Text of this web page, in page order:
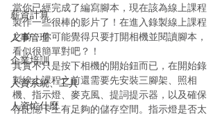
薪資計算
人事管理
企業培訓
人資系統、工具
人資忙什麼
當你已經完成了編寫腳本，現在該為線上課程
製作一些很棒的影片了！在進入錄製線上課程
之前，你可能覺得只要打開相機並閱讀腳本，
看似很簡單對吧？！
其實不只是按下相機的開始鈕而已，在開始錄
製線上課程之前還需要先安裝三腳架、照相
機、指示燈、麥克風、提詞提示器，以及確保
存記憶卡上有足夠的儲存空間。指示燈是否太